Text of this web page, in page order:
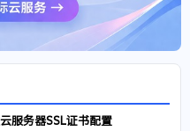
服务器SSL证书配置